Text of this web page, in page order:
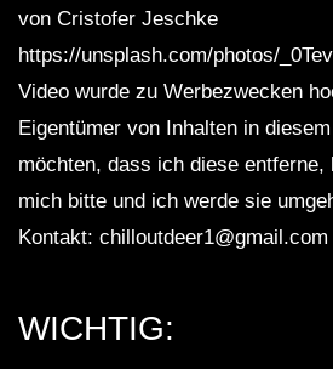
von Cristofer Jeschke
https://unsplash.com/photos/
Video wurde zu Werbezwecken
Eigentümer von Inhalten in
möchten, dass ich diese entferne,
mich bitte und ich werde sie
Kontakt: chilloutdeer1@gmail.com
WICHTIG: